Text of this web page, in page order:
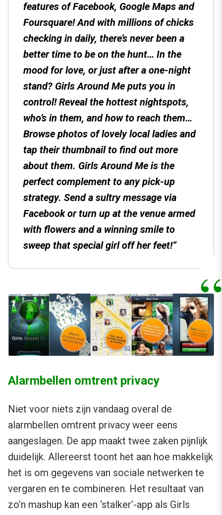
features of Facebook, Google Maps and
Foursquare! And with millions of chicks
checking in daily, there’s never been a
better time to be on the hunt… In the
mood for love, or just after a one-night
stand? Girls Around Me puts you in
control! Reveal the hottest nightspots,
who’s in them, and how to reach them…
Browse photos of lovely local ladies and
tap their thumbnail to find out more
about them. Girls Around Me is the
perfect complement to any pick-up
strategy. Send a sultry message via
Facebook or turn up at the venue armed
with flowers and a winning smile to
sweep that special girl off her feet!”
Alarmbellen omtrent privacy
Niet voor niets zijn vandaag overal de
alarmbellen omtrent privacy weer eens
aangeslagen. De app maakt twee zaken pijnlijk
duidelijk. Allereerst toont het aan hoe makkelijk
het is om gegevens van sociale netwerken te
vergaren en te combineren. Het resultaat van
zo’n mashup kan een ‘stalker’-app als Girls